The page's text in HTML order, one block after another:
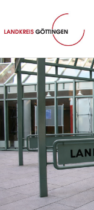
Zum Hauptinhalt